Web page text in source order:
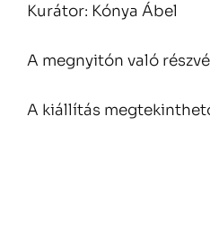
Kurátor: Kónya Ábel
A megnyitón való
A kiállítás